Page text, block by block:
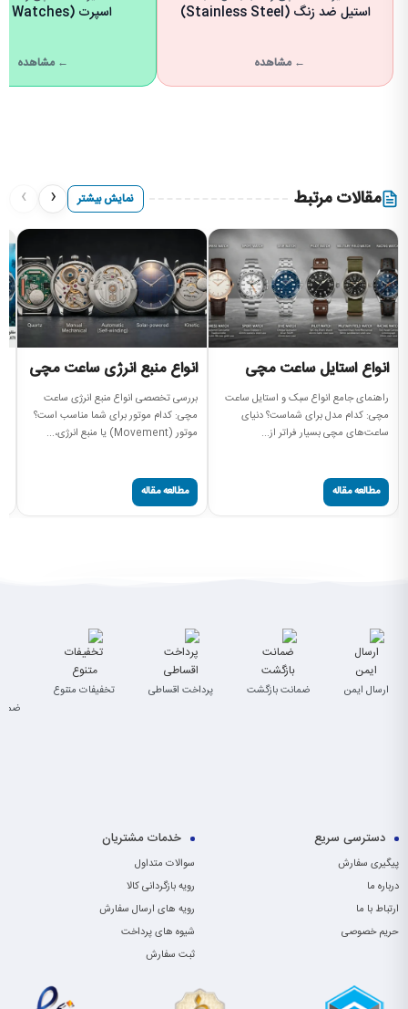
استیل ضد زنگ (Stainless Steel)
← مشاهده
اسپرت (Sport Watches)
← مشاهده
مقالات مرتبط نمایش بیشتر ‹
›
انواع استایل ساعت مچی
راهنمای جامع انواع سبک و استایل ساعت
مچی: کدام مدل برای شماست؟ دنیای
ساعت‌های مچی بسیار فراتر از...
مطالعه مقاله
انواع منبع انرژی ساعت مچی
بررسی تخصصی انواع منبع انرژی ساعت
مچی: کدام موتور برای شما مناسب است؟
موتور (Movement) یا منبع انرژی،...
مطالعه مقاله
ارسال ایمن ضمانت بازگشت پرداخت اقساطی
تخفیفات متنوع
دسترسی سریع
پیگیری سفارش
درباره ما
ارتباط با ما
حریم خصوصی
خدمات مشتریان
سوالات متداول
رویه بازگردانی کالا
رویه های ارسال سفارش
شیوه های پرداخت
ثبت سفارش